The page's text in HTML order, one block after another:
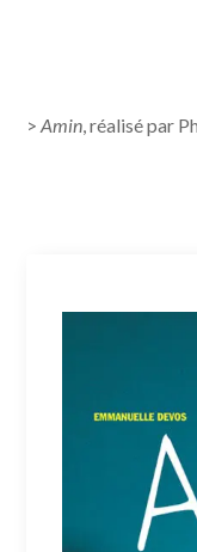
>Amin , réalisé par